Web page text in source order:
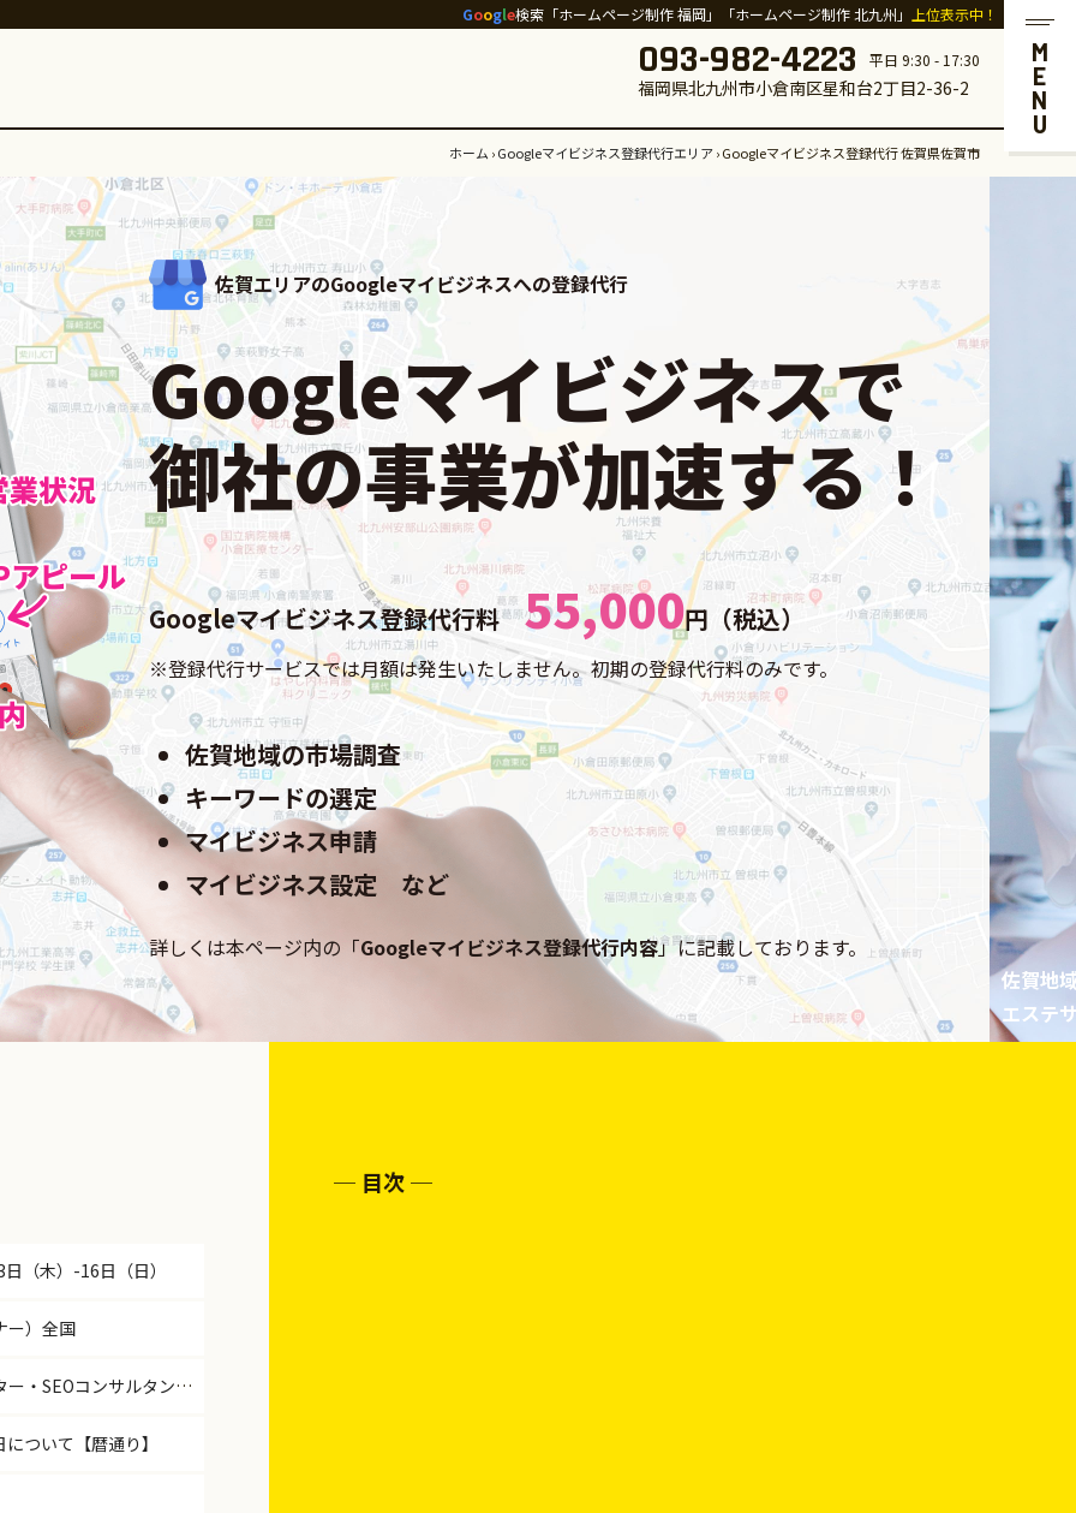
Google検索「ホームページ制作 福岡」「ホームページ制作 北九州」 上位表示中！
093-982-4223 平日 9:30 - 17:30
福岡県北九州市小倉南区星和台2丁目2-36-2 MENU
ホーム ›Googleマイビジネス登録代行エリア›Googleマイビジネス登録代行 佐賀県佐賀市
佐賀エリアのGoogleマイビジネスへの登録代行
Googleマイビジネスで
御社の事業が加速する！
Googleマイビジネス登録代行料 55,000円（税込）
登録代行サービスでは月額は発生いたしません。初期の登録代行料のみです。
佐賀地域の市場調査
キーワードの選定
マイビジネス申請
マイビジネス設定 など
詳しくは本ページ内の「Googleマイビジネス登録代行内容」に記載しております。
佐賀地
エステ
（木）-16日（日）
ー）全国
【終了】採用情報（Webマーケター・SEOコンサルタント）全国
ついて【暦通り】
目次